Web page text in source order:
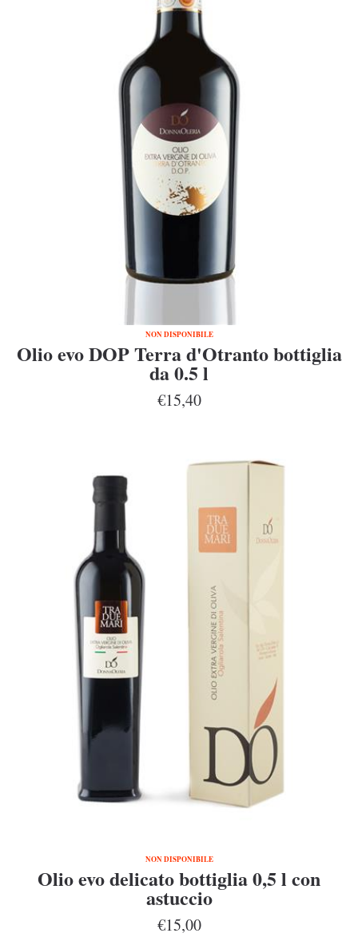
NON DISPONIBILE
Olio evo DOP Terra d'Otranto bottiglia
da 0.5 l
€15,40
NON DISPONIBILE
Olio evo delicato bottiglia 0,5 l con
astuccio
€15,00